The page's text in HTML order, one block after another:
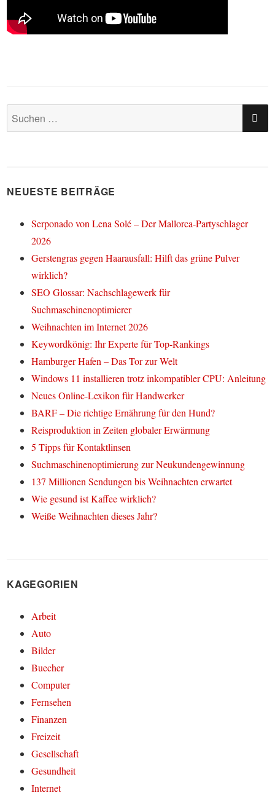
Suchen
nach:
NEUESTE BEITRÄGE
Serponado von Lena Solé – Der Mallorca-Partyschlager
2026
Gerstengras gegen Haarausfall: Hilft das grüne Pulver
wirklich?
SEO Glossar: Nachschlagewerk für
Suchmaschinenoptimierer
Weihnachten im Internet 2026
Keywordkönig: Ihr Experte für Top-Rankings
Hamburger Hafen – Das Tor zur Welt
Windows 11 installieren trotz inkompatibler CPU: Anleitung
Neues Online-Lexikon für Handwerker
BARF – Die richtige Ernährung für den Hund?
Reisproduktion in Zeiten globaler Erwärmung
5 Tipps für Kontaktlinsen
Suchmaschinenoptimierung zur Neukundengewinnung
137 Millionen Sendungen bis Weihnachten erwartet
Wie gesund ist Kaffee wirklich?
Weiße Weihnachten dieses Jahr?
KAGEGORIEN
Arbeit
Auto
Bilder
Buecher
Computer
Fernsehen
Finanzen
Freizeit
Gesellschaft
Gesundheit
Internet